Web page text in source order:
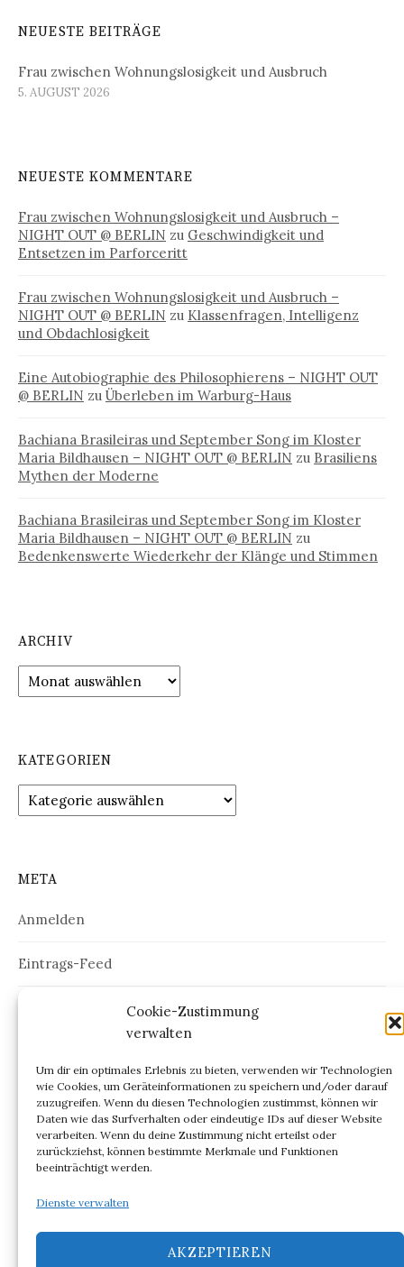
Cookie-Zustimmung
verwalten
Um dir ein optimales Erlebnis zu bieten, verwenden wir Technologien
wie Cookies, um Geräteinformationen zu speichern und/oder darauf
zuzugreifen. Wenn du diesen Technologien zustimmst, können wir
Daten wie das Surfverhalten oder eindeutige IDs auf dieser Website
verarbeiten. Wenn du deine Zustimmung nicht erteilst oder
zurückziehst, können bestimmte Merkmale und Funktionen
beeinträchtigt werden.
Dienste verwalten
AKZEPTIEREN
NEUESTE BEITRÄGE
Frau zwischen Wohnungslosigkeit und Ausbruch
5. AUGUST 2026
NEUESTE KOMMENTARE
Frau zwischen Wohnungslosigkeit und Ausbruch –
NIGHT OUT @ BERLIN zu Geschwindigkeit und
Entsetzen im Parforceritt
Frau zwischen Wohnungslosigkeit und Ausbruch –
NIGHT OUT @ BERLIN zu Klassenfragen, Intelligenz
und Obdachlosigkeit
Eine Autobiographie des Philosophierens – NIGHT OUT
@ BERLIN zu Überleben im Warburg-Haus
Bachiana Brasileiras und September Song im Kloster
Maria Bildhausen – NIGHT OUT @ BERLIN zu Brasiliens
Mythen der Moderne
Bachiana Brasileiras und September Song im Kloster
Maria Bildhausen – NIGHT OUT @ BERLIN zu
Bedenkenswerte Wiederkehr der Klänge und Stimmen
ARCHIV
Archiv
KATEGORIEN
Kategorien
META
Anmelden
Eintrags-Feed
Kommentar-Feed
ARCHIV
Archiv